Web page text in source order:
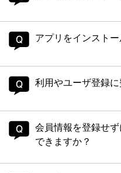
アプリをインストー
利用やユーザ登録
会員情報を登録せ
できますか？